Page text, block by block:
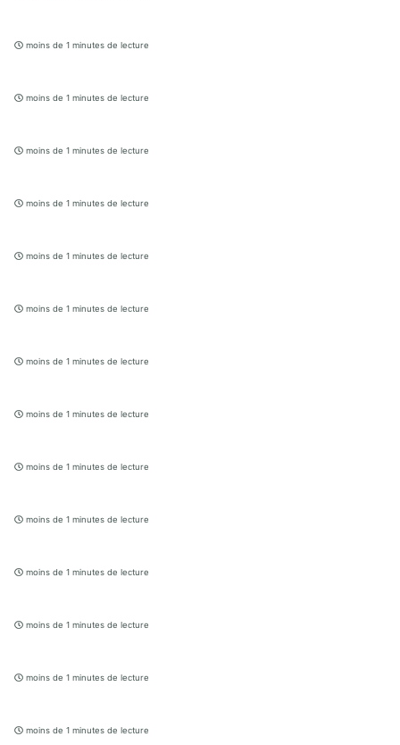
moins de 1 minutes de lecture
moins de 1 minutes de lecture
moins de 1 minutes de lecture
moins de 1 minutes de lecture
moins de 1 minutes de lecture
moins de 1 minutes de lecture
moins de 1 minutes de lecture
moins de 1 minutes de lecture
moins de 1 minutes de lecture
moins de 1 minutes de lecture
moins de 1 minutes de lecture
moins de 1 minutes de lecture
moins de 1 minutes de lecture
moins de 1 minutes de lecture